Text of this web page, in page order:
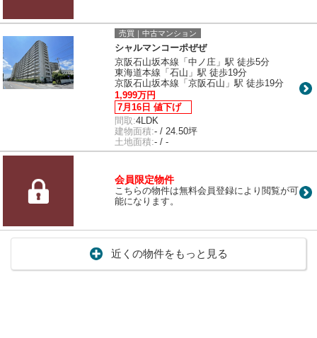
売買｜中古マンション
シャルマンコーポぜぜ
京阪石山坂本線「中ノ庄」駅 徒歩5分
東海道本線「石山」駅 徒歩19分
京阪石山坂本線「京阪石山」駅 徒歩19分
1,999万円
7月16日 値下げ
間取:4LDK
建物面積:- / 24.50坪
土地面積:- / -
会員限定物件
こちらの物件は無料会員登録により閲覧が可
能になります。
近くの物件をもっと見る